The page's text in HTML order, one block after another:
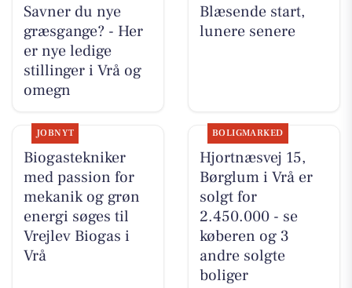
Savner du nye
græsgange? - Her
er nye ledige
stillinger i Vrå og
omegn
Blæsende start,
lunere senere
JOBNYT
Biogastekniker
med passion for
mekanik og grøn
energi søges til
Vrejlev Biogas i
Vrå
BOLIGMARKED
Hjortnæsvej 15,
Børglum i Vrå er
solgt for
2.450.000 - se
køberen og 3
andre solgte
boliger